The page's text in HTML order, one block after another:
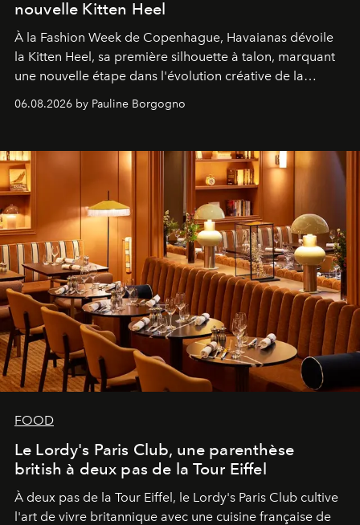
nouvelle Kitten Heel
À la Fashion Week de Copenhague, Havaianas dévoile
la Kitten Heel, sa première silhouette à talon, marquant
une nouvelle étape dans l'évolution créative de la
06.08.2026 by Pauline Borgogno
FOOD
Le Lordy's Paris Club, une parenthèse
british à deux pas de la Tour Eiffel
À deux pas de la Tour Eiffel, le Lordy's Paris Club cultive
l'art de vivre britannique avec une cuisine française de